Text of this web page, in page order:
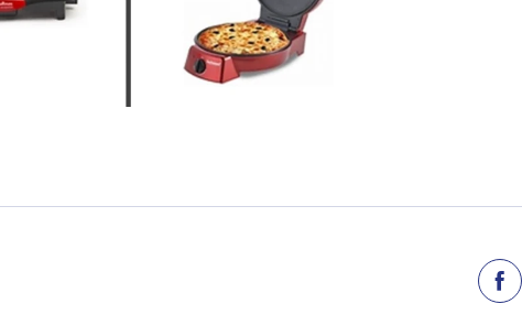
